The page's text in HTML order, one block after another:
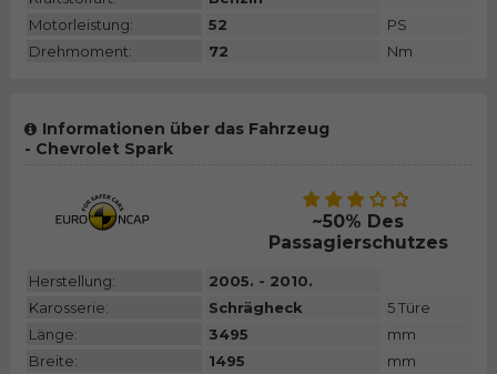
Motorleistung:
52
PS
Drehmoment:
72 Nm
Informationen über das Fahrzeug
- Chevrolet Spark
~50% Des
Passagierschutzes
Herstellung:
2005. - 2010.
Karosserie:
Schrägheck
5 Türe
Länge:
3495
mm
Breite:
1495
mm